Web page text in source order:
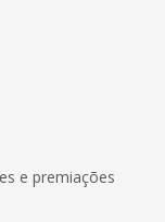
e premiações